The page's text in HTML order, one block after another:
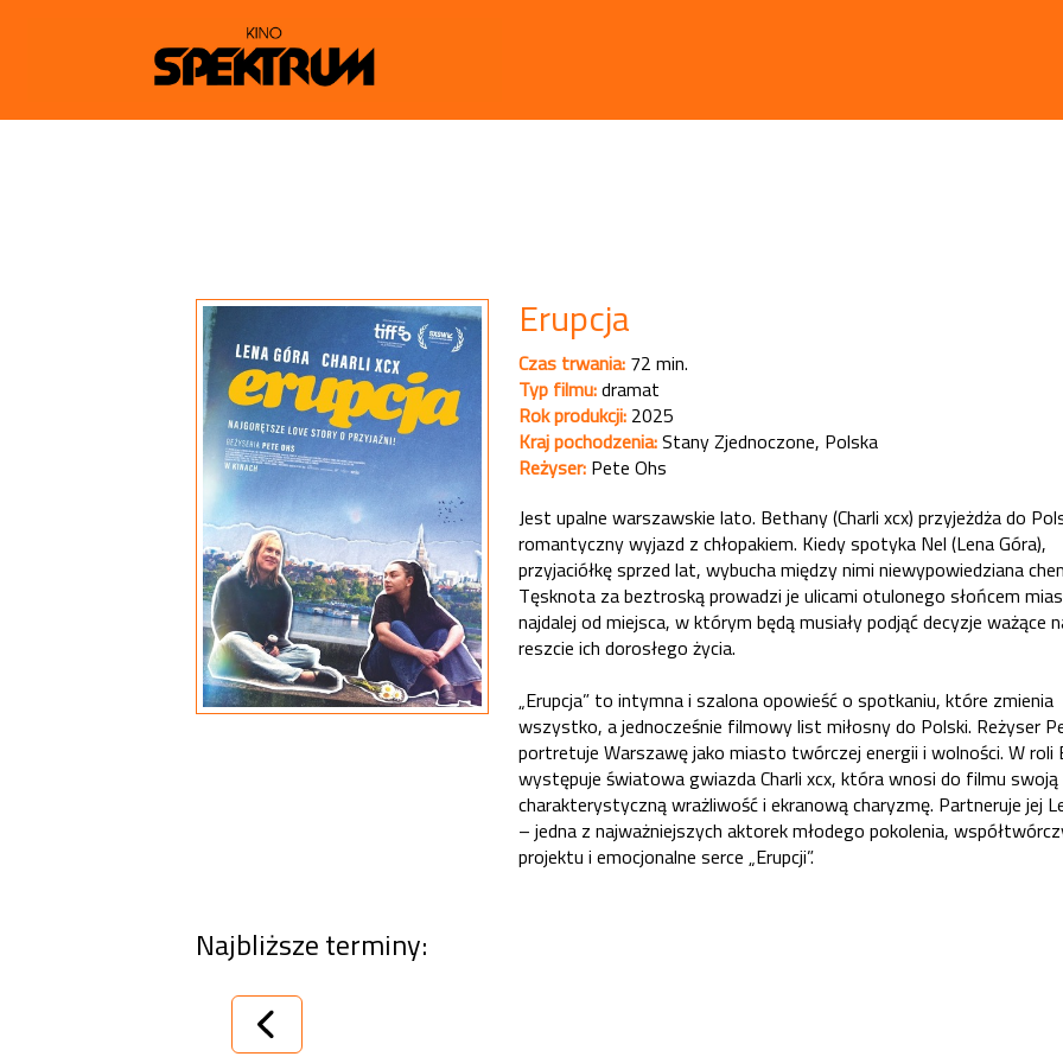
Erupcja
Czas trwania:72 min.
Typ filmu:dramat
Rok produkcji:2025
Kraj pochodzenia:Stany Zjednoczone, Polska
Reżyser:Pete Ohs
Jest upalne warszawskie lato. Bethany (Charli xcx) przyjeżdża do
romantyczny wyjazd z chłopakiem. Kiedy spotyka Nel (Lena Góra),
przyjaciółkę sprzed lat, wybucha między nimi niewypowiedziana
Tęsknota za beztroską prowadzi je ulicami otulonego słońcem
najdalej od miejsca, w którym będą musiały podjąć decyzje ważące
reszcie ich dorosłego życia.
„Erupcja” to intymna i szalona opowieść o spotkaniu, które zmienia
wszystko, a jednocześnie filmowy list miłosny do Polski. Reżyser
portretuje Warszawę jako miasto twórczej energii i wolności. W roli
występuje światowa gwiazda Charli xcx, która wnosi do filmu swoją
charakterystyczną wrażliwość i ekranową charyzmę. Partneruje jej
– jedna z najważniejszych aktorek młodego pokolenia,
projektu i emocjonalne serce „Erupcji”.
Najbliższe terminy: